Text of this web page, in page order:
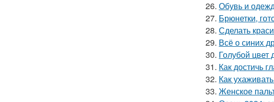
26. Обувь и
27. Брюнетки,
28. Сделать
29. Всё о синих
30. Голубой цвет
31. Как достичь
32. Как
33. Женское